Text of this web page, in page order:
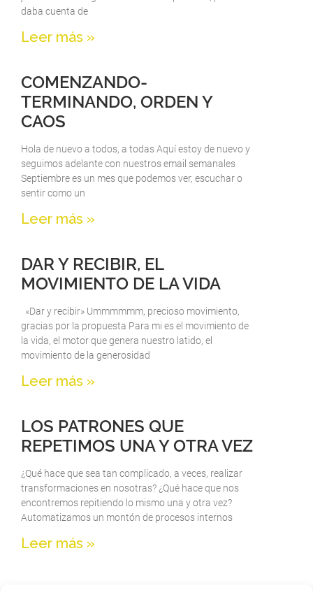
daba cuenta de
Leer más »
COMENZANDO-
TERMINANDO, ORDEN Y
CAOS
Hola de nuevo a todos, a todas Aquí estoy de nuevo y
seguimos adelante con nuestros email semanales
Septiembre es un mes que podemos ver, escuchar o
sentir como un
Leer más »
DAR Y RECIBIR, EL
MOVIMIENTO DE LA VIDA
«Dar y recibir» Ummmmmm, precioso movimiento,
gracias por la propuesta Para mi es el movimiento de
la vida, el motor que genera nuestro latido, el
movimiento de la generosidad
Leer más »
LOS PATRONES QUE
REPETIMOS UNA Y OTRA VEZ
¿Qué hace que sea tan complicado, a veces, realizar
transformaciones en nosotras? ¿Qué hace que nos
encontremos repitiendo lo mismo una y otra vez?
Automatizamos un montón de procesos internos
Leer más »